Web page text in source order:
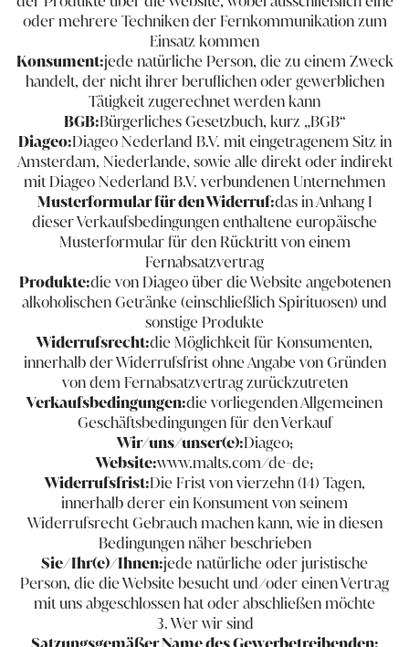
oder mehrere Techniken der Fernkommunikation zum
Einsatz kommen
Konsument:jede natürliche Person, die zu einem Zweck
handelt, der nicht ihrer beruflichen oder gewerblichen
Tätigkeit zugerechnet werden kann
BGB:Bürgerliches Gesetzbuch, kurz ​​„BGB“
Diageo:Diageo Nederland B.V. mit eingetragenem Sitz in
Amsterdam, Niederlande, sowie alle direkt oder indirekt
mit Diageo Nederland B.V. verbundenen Unternehmen
Musterformular für den Widerruf:das in Anhang I
dieser Verkaufsbedingungen enthaltene europäische
Musterformular für den Rücktritt von einem
Fernabsatzvertrag
Produkte:die von Diageo über die Website angebotenen
alkoholischen Getränke (einschließlich Spirituosen) und
sonstige Produkte
Widerrufsrecht:die Möglichkeit für Konsumenten,
innerhalb der Widerrufsfrist ohne Angabe von Gründen
von dem Fernabsatzvertrag zurückzutreten
Verkaufsbedingungen:die vorliegenden Allgemeinen
Geschäftsbedingungen für den Verkauf
Wir/uns/unser​(​e):Diageo;
Website:www.malts.com/de-de;
Widerrufsfrist:Die Frist von vierzehn (14) Tagen,
innerhalb derer ein Konsument von seinem
Widerrufsrecht Gebrauch machen kann, wie in diesen
Bedingungen näher beschrieben
Sie/Ihr(e)/Ihnen:jede natürliche oder juristische
Person, die die Website besucht und/oder einen Vertrag
mit uns abgeschlossen hat oder abschließen möchte
3. Wer wir sind